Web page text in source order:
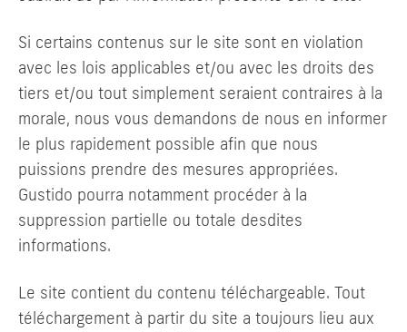
Si certains contenus sur le site sont en violation
avec les lois applicables et/ou avec les droits des
tiers et/ou tout simplement seraient contraires à la
morale, nous vous demandons de nous en informer
le plus rapidement possible afin que nous
puissions prendre des mesures appropriées.
Gustido pourra notamment procéder à la
suppression partielle ou totale desdites
informations.
Le site contient du contenu téléchargeable. Tout
téléchargement à partir du site a toujours lieu aux